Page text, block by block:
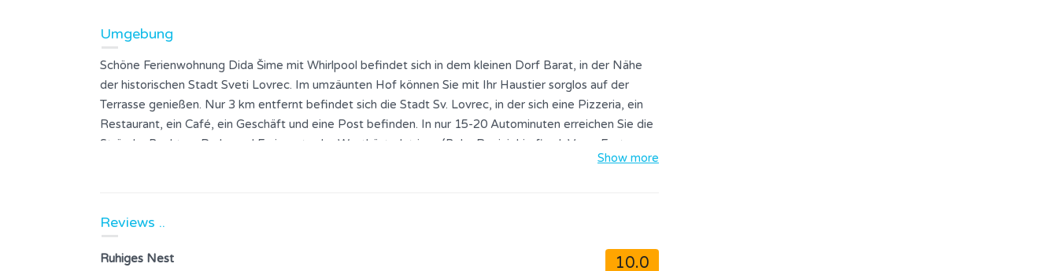
Umgebung
Schöne Ferienwohnung Dida Šime mit Whirlpool befindet sich in dem kleinen Dorf Barat, in der Nähe
der historischen Stadt Sveti Lovrec. Im umzäunten Hof können Sie mit Ihr Haustier sorglos auf der
Terrasse genießen. Nur 3 km entfernt befindet sich die Stadt Sv. Lovrec, in der sich eine Pizzeria, ein
Restaurant, ein Café, ein Geschäft und eine Post befinden. In nur 15-20 Autominuten erreichen Sie die
Strände, Buchten, Parks und Ferienorte der Westküste Istriens (Bale, Rovinj, Limfjord, Vrsar, Funtana
Porec), aber auch die historischen, geheimnisvollen Kleinstädte des grünen Zentrums Istrien (Tinjan
Lage ist das Apartment ideal für einen ruhigen Urlaub in idyllischer istrischer und grüner Umgebung.
Show more
Reviews ..
10.0
Ruhiges Nest